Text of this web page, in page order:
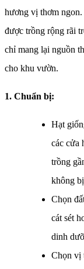
hương vị thơm
được trồng rộng rãi
chỉ mang lại nguồn
cho khu vườn.
1. Chuẩn bị:
Hạt
các cửa
trồng
không
Chọn
cát sét
dinh
Chọn vị